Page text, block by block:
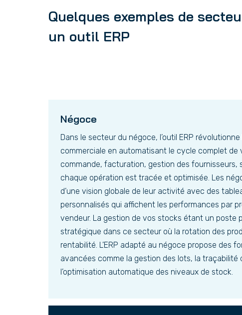
Quelques exemples de
un outil ERP
Négoce
Dans le secteur du négoce, l’outil ERP
commerciale en automatisant le cycle complet de
commande, facturation, gestion des fournisseurs,
chaque opération est tracée et optimisée. Les
d’une vision globale de leur activité avec des
personnalisés qui affichent les performances par
vendeur. La gestion de vos stocks étant un poste
stratégique dans ce secteur où la rotation des
rentabilité. L’ERP adapté au négoce propose des
avancées comme la gestion des lots, la traçabilité
l’optimisation automatique des niveaux de stock.